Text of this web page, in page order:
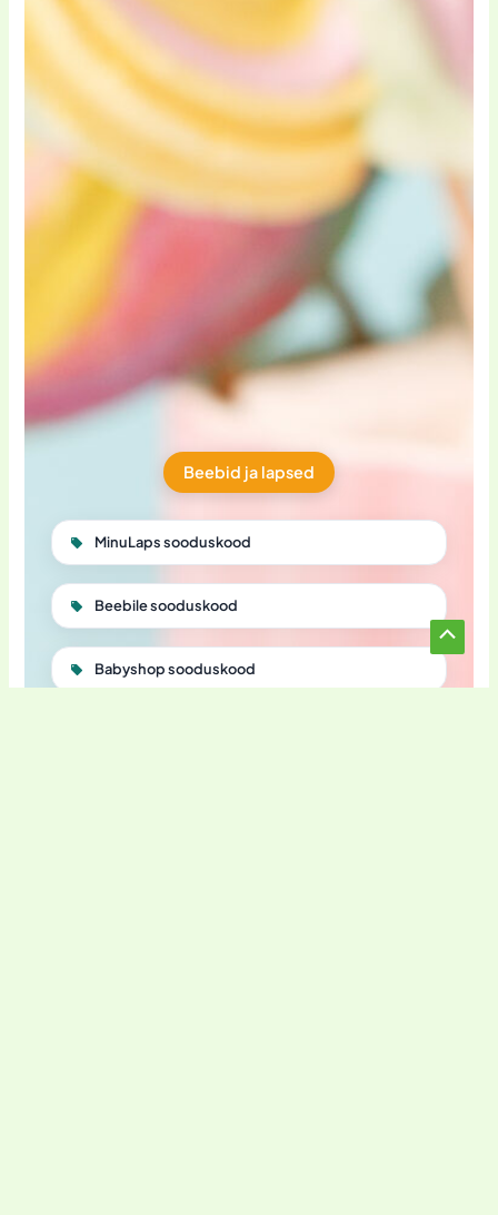
Vähenenud väärtus:On võimalik, et
Luulu sooduskoodide soodustused ei
pruugi olla piisavalt atraktiivsed,
võrreldes nende tavapäraste
hindadega. Kui näiteks kood pakub
ainult 5% allahindlust tootele, mis on
juba üsna soodne, võib see olla
vanemate jaoks mitte piisav stiimul
Beebid ja lapsed
MinuLaps sooduskood
Beebile sooduskood
Babyshop sooduskood
Scroll
to